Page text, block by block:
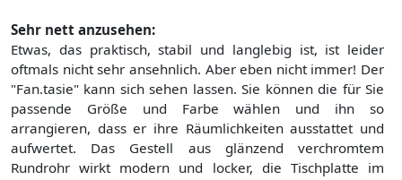
Sehr nett anzusehen:
Etwas, das praktisch, stabil und langlebig ist, ist leider
oftmals nicht sehr ansehnlich. Aber eben nicht immer! Der
"Fan.tasie" kann sich sehen lassen. Sie können die für Sie
passende Größe und Farbe wählen und ihn so
arrangieren, dass er ihre Räumlichkeiten ausstattet und
aufwertet. Das Gestell aus glänzend verchromtem
Rundrohr wirkt modern und locker, die Tischplatte im